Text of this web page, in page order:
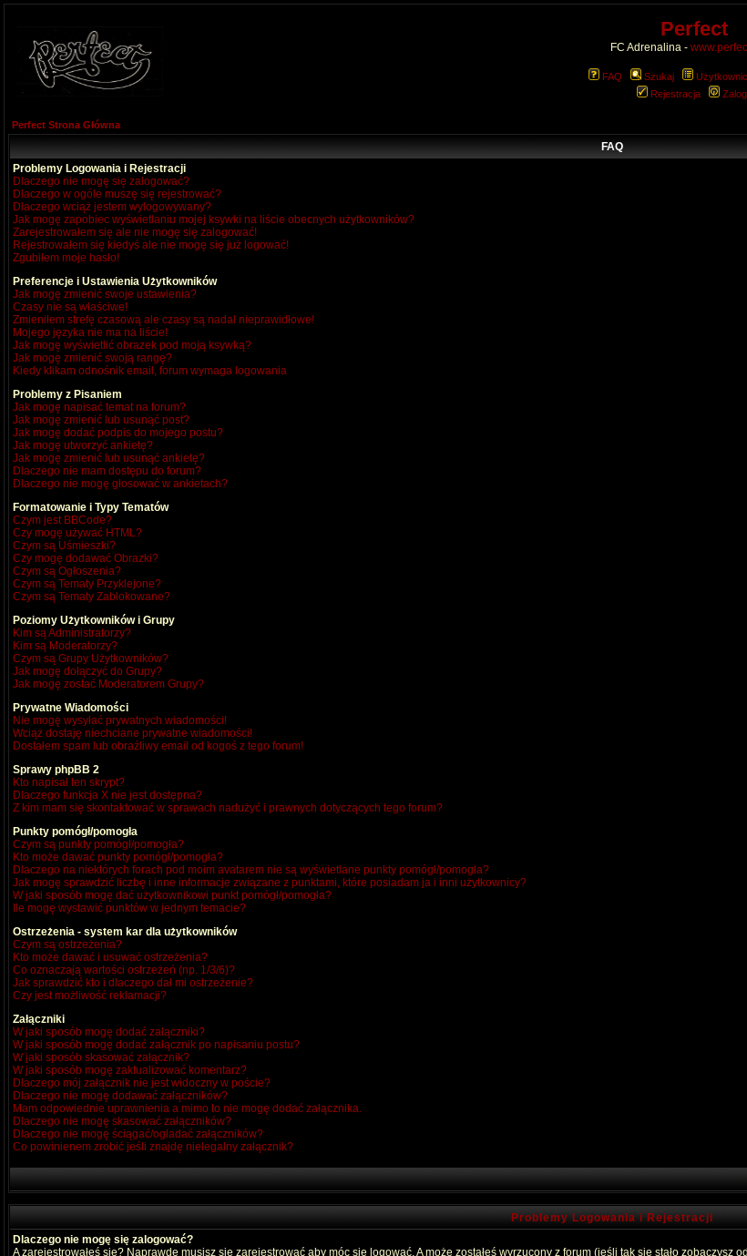
Perfect
FC Adrenalina -
FAQ Szukaj
Rejestracja
Perfect Strona Główna
FAQ
Problemy Logowania i Rejestracji
Dlaczego nie mogę się zalogować?
Dlaczego w ogóle muszę się rejestrować?
Dlaczego wciąż jestem wylogowywany?
Jak mogę zapobiec wyświetlaniu mojej ksywki na liście obecnych użytkowników?
Zarejestrowałem się ale nie mogę się zalogować!
Rejestrowałem się kiedyś ale nie mogę się już logować!
Zgubiłem moje hasło!
Preferencje i Ustawienia Użytkowników
Jak mogę zmienić swoje ustawienia?
Czasy nie są właściwe!
Zmieniłem strefę czasową ale czasy są nadal nieprawidłowe!
Mojego języka nie ma na liście!
Jak mogę wyświetlić obrazek pod moją ksywką?
Jak mogę zmienić swoją rangę?
Kiedy klikam odnośnik email, forum wymaga logowania
Problemy z Pisaniem
Jak mogę napisać temat na forum?
Jak mogę zmienić lub usunąć post?
Jak mogę dodać podpis do mojego postu?
Jak mogę utworzyć ankietę?
Jak mogę zmienić lub usunąć ankietę?
Dlaczego nie mam dostępu do forum?
Dlaczego nie mogę głosować w ankietach?
Formatowanie i Typy Tematów
Czym jest BBCode?
Czy mogę używać HTML?
Czym są Uśmieszki?
Czy mogę dodawać Obrazki?
Czym są Ogłoszenia?
Czym są Tematy Przyklejone?
Czym są Tematy Zablokowane?
Poziomy Użytkowników i Grupy
Kim są Administratorzy?
Kim są Moderatorzy?
Czym są Grupy Użytkowników?
Jak mogę dołączyć do Grupy?
Jak mogę zostać Moderatorem Grupy?
Prywatne Wiadomości
Nie mogę wysyłać prywatnych wiadomości!
Wciąż dostaję niechciane prywatne wiadomości!
Dostałem spam lub obraźliwy email od kogoś z tego forum!
Sprawy phpBB 2
Kto napisał ten skrypt?
Dlaczego funkcja X nie jest dostępna?
Z kim mam się skontaktować w sprawach nadużyć i prawnych dotyczących tego forum?
Punkty pomógł/pomogła
Czym są punkty pomógł/pomogła?
Kto może dawać punkty pomógł/pomogła?
Dlaczego na niektórych forach pod moim avatarem nie są wyświetlane punkty pomógł/pomogła?
Jak mogę sprawdzić liczbę i inne informacje związane z punktami, które posiadam ja i inni użytkownicy?
W jaki sposób mogę dać użytkownikowi punkt pomógł/pomogła?
Ile mogę wystawić punktów w jednym temacie?
Ostrzeżenia - system kar dla użytkowników
Czym są ostrzeżenia?
Kto może dawać i usuwać ostrzeżenia?
Co oznaczają wartości ostrzeżeń (np. 1/3/6)?
Jak sprawdzić kto i dlaczego dał mi ostrzeżenie?
Czy jest możliwość reklamacji?
Załączniki
W jaki sposób mogę dodać załączniki?
W jaki sposób mogę dodać załącznik po napisaniu postu?
W jaki sposób skasować załącznik?
W jaki sposób mogę zaktualizować komentarz?
Dlaczego mój załącznik nie jest widoczny w poście?
Dlaczego nie mogę dodawać załączników?
Mam odpowiednie uprawnienia a mimo to nie mogę dodać załącznika.
Dlaczego nie mogę skasować załączników?
Dlaczego nie mogę ściągać/ogladać załączników?
Co powinienem zrobić jeśli znajdę nielegalny załącznik?
Problemy Logowania i Rejestracji
Dlaczego nie mogę się zalogować?
A zarejestrowałeś się? Naprawdę musisz się zarejestrować aby móc się logować. A może zostałeś wyrzucony z forum (jeśli tak się stało